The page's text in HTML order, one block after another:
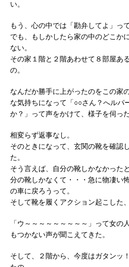
い。
もう、心の中では「勘弁してよ」っ
でも、もしかしたら家の中のどこか
ない。
その家１階と２階あわせて８部屋あ
の。
なんだか勝手に上がったのをこの家
な気持ちになって「○○さん？へルパ
か？」って声をかけて、様子を伺った
相変らず返事なし。
そのときになって、玄関の靴を確認
た。
そう言えば、自分の靴しかなかった
分の靴しかなくて・・・急に物凄い
の車に戻ろうって。
そして靴を履くアクション起こした
「ウ～～～～～～～～～」って女の
もつかない声が聞こえてきた。
そして、２階から、今度はガタンッ